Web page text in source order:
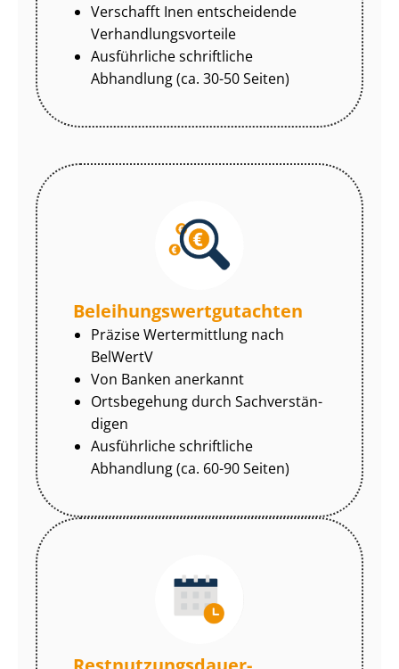
Verschafft Inen entscheidende
Ver­hand­lungs­vor­tei­le
Ausführliche schriftliche
Abhandlung (ca. 30-50 Seiten)
Be­lei­hungs­wert­gut­ach­ten
Präzise Wertermittlung nach
BelWertV
Von Banken anerkannt
Ortsbegehung durch Sach­ver­stän­
di­gen
Ausführliche schriftliche
Abhandlung (ca. 60-90 Seiten)